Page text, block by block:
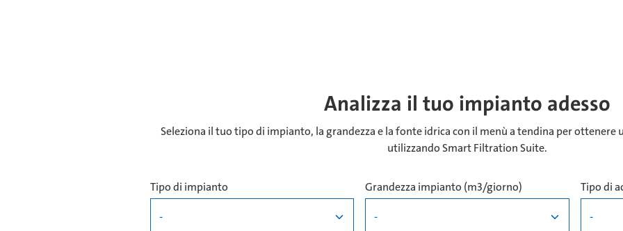
Analizza il tuo impianto adesso
Seleziona il tuo tipo di impianto, la grandezza e la fonte idrica con il menù a tendina per
utilizzando Smart Filtration Suite.
Tipo di impianto Grandezza impianto (m3/giorno) Tipo di